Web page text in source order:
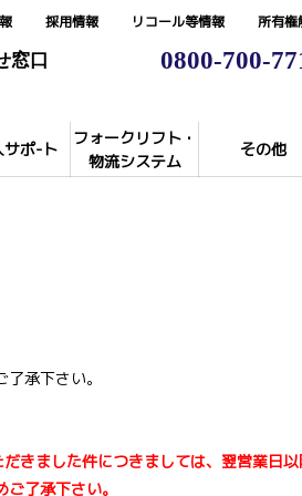
窓口 0800-700-
サポ-ト
フォークリフト・
物流システム
その他
採用情報 リコール等情報 所有権
承下さい。
きました件につきましては、 翌営業日
了承下さい。